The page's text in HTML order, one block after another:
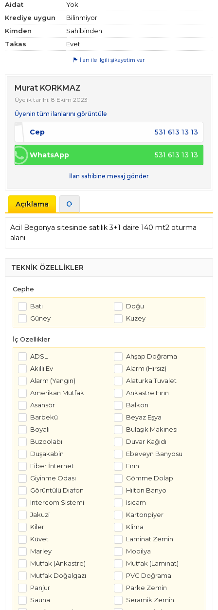
Aidat
Yok
Krediye uygun
Bilinmiyor
Kimden
Sahibinden
Takas
Evet
İlan ile ilgili şikayetim var
Murat KORKMAZ
Üyelik tarihi: 8 Ekim 2023
Üyenin tüm ilanlarını görüntüle
Cep 531 613 13 13
WhatsApp 531 613 13 13
İlan sahibine mesaj gönder
Açıklama
Acil Begonya sitesinde satılık 3+1 daire 140 mt2 oturma
alanı
TEKNİK ÖZELLİKLER
Cephe
Batı
Doğu
Güney
Kuzey
İç Özellikler
ADSL
Ahşap Doğrama
Akıllı Ev
Alarm (Hırsız)
Alarm (Yangın)
Alaturka Tuvalet
Amerikan Mutfak
Ankastre Fırın
Asansör
Balkon
Barbekü
Beyaz Eşya
Boyalı
Bulaşık Makinesi
Buzdolabı
Duvar Kağıdı
Duşakabin
Ebeveyn Banyosu
Fiber İnternet
Fırın
Giyinme Odası
Gömme Dolap
Görüntülü Diafon
Hilton Banyo
Intercom Sistemi
Isıcam
Jakuzi
Kartonpiyer
Kiler
Klima
Küvet
Laminat Zemin
Marley
Mobilya
Mutfak (Ankastre)
Mutfak (Laminat)
Mutfak Doğalgazı
PVC Doğrama
Panjur
Parke Zemin
Sauna
Seramik Zemin